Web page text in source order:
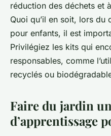
réduction des déchets et
Quoi qu’il en soit, lors du
pour enfants, il est
Privilégiez les kits qui
responsables, comme
recyclés ou
Faire du jardin
d’apprentissage